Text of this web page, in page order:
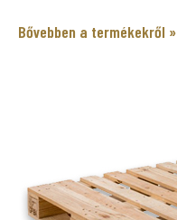
Bővebben a termékekről »